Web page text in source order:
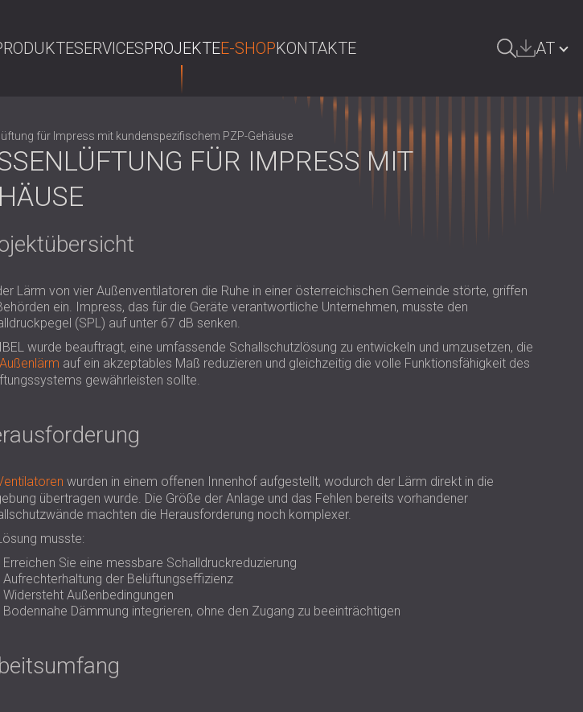
SERVICESPROJEKTEE-SHOPKONTAKTE AT
FINLAND | FI
USA | US
für Impress mit kundenspezifischem PZP-Gehäuse
FÜR IMPRESS MIT K
Lärm von vier Außenventilatoren die Ruhe in einer österreichischen Gemeinde störte, griffen
ein. Impress, das für die Geräte verantwortliche Unternehmen, musste den
(SPL) auf unter 67 dB senken.
wurde beauftragt, eine umfassende Schallschutzlösung zu entwickeln und umzusetzen, die
auf ein akzeptables Maß reduzieren und gleichzeitig die volle Funktionsfähigkeit des
gewährleisten sollte.
wurden in einem offenen Innenhof aufgestellt, wodurch der Lärm direkt in die
übertragen wurde. Die Größe der Anlage und das Fehlen bereits vorhandener
machten die Herausforderung noch komplexer.
musste:
Erreichen Sie eine messbare Schalldruckreduzierung
Aufrechterhaltung der Belüftungseffizienz
Widersteht Außenbedingungen
Bodennahe Dämmung integrieren, ohne den Zugang zu beeinträchtigen